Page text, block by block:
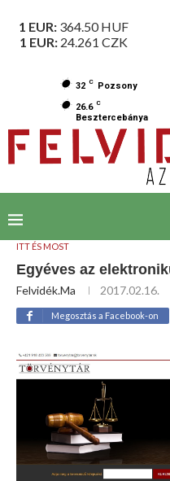
1 EUR: 364.50HUF
1 EUR: 24.261 CZK
32 C Pozsony
26.6 C
Besztercebánya
ITT ÉS MOST
Egyéves az
Felvidék.ma 2017.02.16.
Megosztás a Facebook-on